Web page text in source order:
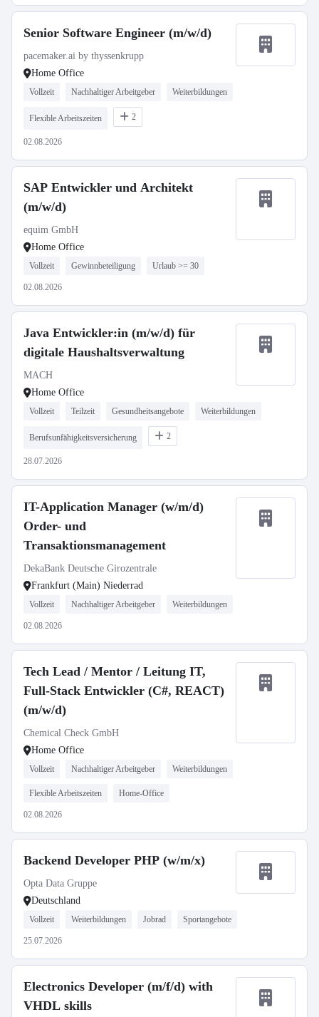
Senior Software Engineer (m/w/d)
pacemaker.ai by thyssenkrupp
Home Office
Vollzeit Nachhaltiger Arbeitgeber Weiterbildungen
Flexible Arbeitszeiten 2
02.08.2026
SAP Entwickler und Architekt
(m/w/d)
equim GmbH
Home Office
Vollzeit Gewinnbeteiligung Urlaub >= 30
02.08.2026
Java Entwickler:in (m/w/d) für
digitale Haushaltsverwaltung
MACH
Home Office
Vollzeit Teilzeit Gesundheitsangebote Weiterbildungen
Berufsunfähigkeitsversicherung 2
28.07.2026
IT-Application Manager (w/m/d)
Order- und
Transaktionsmanagement
DekaBank Deutsche Girozentrale
Frankfurt (Main) Niederrad
Vollzeit Nachhaltiger Arbeitgeber Weiterbildungen
02.08.2026
Tech Lead / Mentor / Leitung IT,
Full-Stack Entwickler (C#, REACT)
(m/w/d)
Chemical Check GmbH
Home Office
Vollzeit Nachhaltiger Arbeitgeber Weiterbildungen
Flexible Arbeitszeiten Home-Office
02.08.2026
Backend Developer PHP (w/m/x)
Opta Data Gruppe
Deutschland
Vollzeit Weiterbildungen Jobrad Sportangebote
25.07.2026
Electronics Developer (m/f/d) with
VHDL skills